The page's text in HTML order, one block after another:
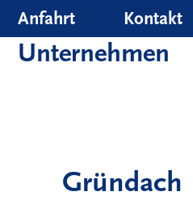
Anfahrt Kontakt
Unternehmen
Gründach